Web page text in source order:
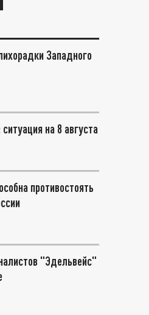
Западного
на 8 августа
противостоять
"Эдельвейс"